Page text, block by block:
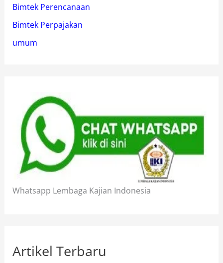
Bimtek Perencanaan
Bimtek Perpajakan
umum
Whatsapp Lembaga Kajian Indonesia
Artikel Terbaru